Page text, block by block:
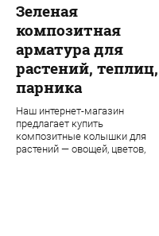
Зеленая
композитная
арматура для
растений, теплиц,
парника
Наш интернет-магазин
предлагает купить
композитные колышки для
растений — овощей, цветов,